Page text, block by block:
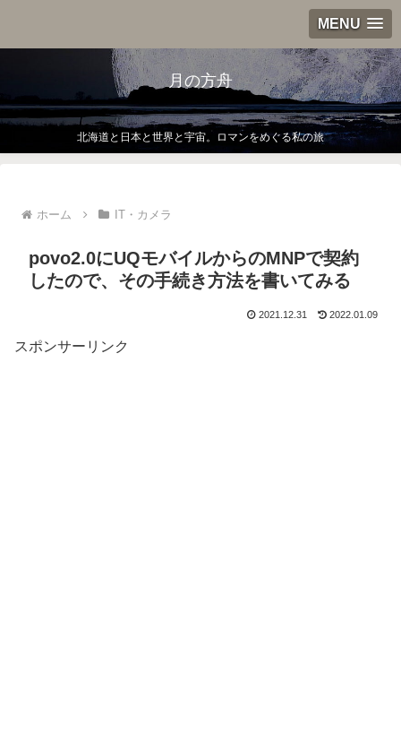
MENU
月の方舟
北海道と日本と世界と宇宙。ロマンをめぐる私の旅
ホーム IT・カメラ
povo2.0にUQモバイルからのMNPで契約
したので、その手続き方法を書いてみる
2021.12.31 2022.01.09
スポンサーリンク